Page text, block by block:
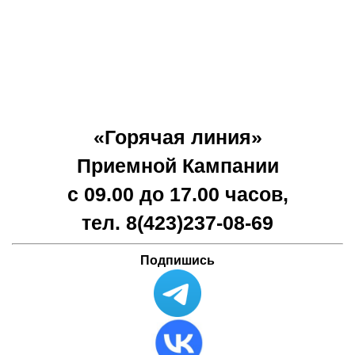
«Горячая линия»
Приемной Кампании
с 09.00 до 17.00 часов,
тел. 8(423)237-08-69
Подпишись